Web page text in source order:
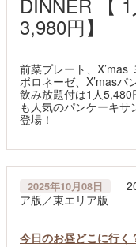
3,980円】
前菜プレート、X’mas
ボロネーゼ、X’masパ
飲み放題付は1人
も人気のパンケーキ
登場！
2025年10月08日
ア版／東エリア版
今日のお昼どこに行